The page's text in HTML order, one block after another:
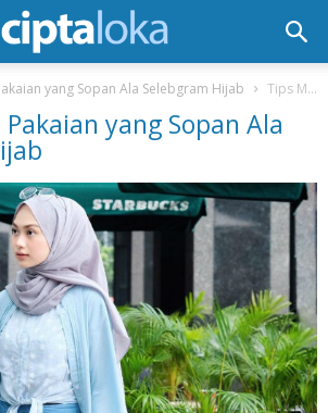
yang Sopan Ala Selebgram Hijab Tips Memilih Pakaian yang Sopan Ala Selebgram Hijab
yang Sopan Ala